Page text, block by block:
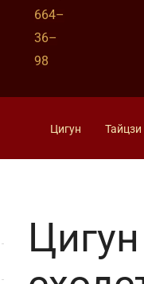
664–
36–
98
Цигун Тайцзи